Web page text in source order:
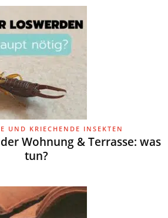
UND KRIECHENDE INSEKTEN
Wohnung & Terrasse: was
tun?